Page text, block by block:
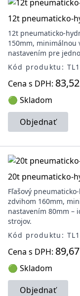
12t pneumaticko-
12t pneumaticko-
150mm, minimálnou
nastavením pre
Kód produktu:
Cena s DPH:
🟢 Skladom
Objednať
20t pneumaticko-
Fľašový
zdvihom 160mm,
nastavením 80mm –
strojov.
Kód produktu:
Cena s DPH:
🟢 Skladom
Objednať